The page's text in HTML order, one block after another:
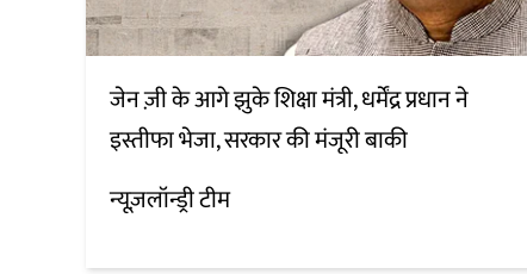
जेन ज़ी के आगे झुके शिक्षा मंत्री, धर्मेंद्र प्रधान ने
इस्तीफा भेजा, सरकार की मंजूरी बाकी
न्यूज़लॉन्ड्री टीम